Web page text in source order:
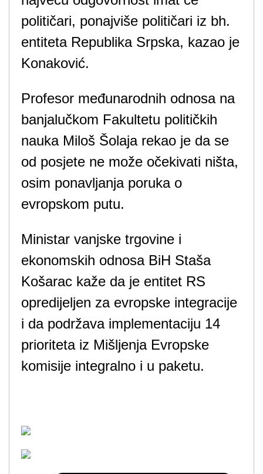
političari, ponajviše političari iz bh.
entiteta Republika Srpska, kazao je
Konaković.
Profesor međunarodnih odnosa na
banjalučkom Fakultetu političkih
nauka Miloš Šolaja rekao je da se
od posjete ne može očekivati ništa,
osim ponavljanja poruka o
evropskom putu.
Ministar vanjske trgovine i
ekonomskih odnosa BiH Staša
Košarac kaže da je entitet RS
opredijeljen za evropske integracije
i da podržava implementaciju 14
prioriteta iz Mišljenja Evropske
komisije integralno i u paketu.